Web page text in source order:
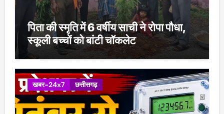
पिता की स्मृति में 6 वर्षीय साची ने रोपा पौधा,
स्कूली बच्चों को बांटी चॉकलेट
खबर-24x7 छत्तीसगढ़